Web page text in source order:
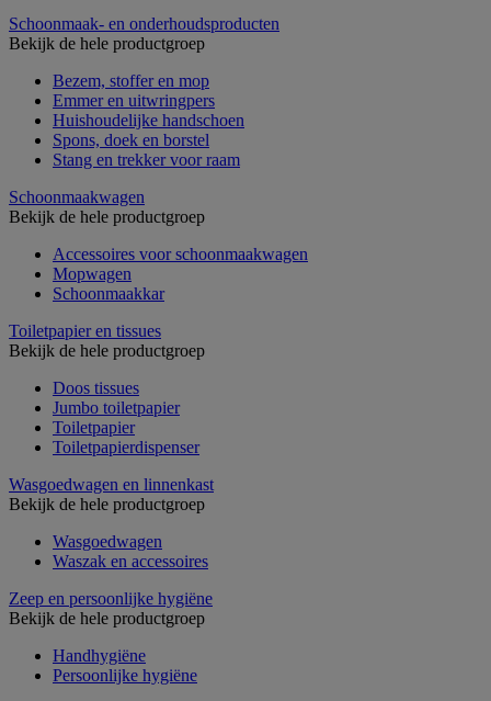
Schoonmaak- en onderhoudsproducten
Bekijk de hele productgroep
Bezem, stoffer en mop
Emmer en uitwringpers
Huishoudelijke handschoen
Spons, doek en borstel
Stang en trekker voor raam
Schoonmaakwagen
Bekijk de hele productgroep
Accessoires voor schoonmaakwagen
Mopwagen
Schoonmaakkar
Toiletpapier en tissues
Bekijk de hele productgroep
Doos tissues
Jumbo toiletpapier
Toiletpapier
Toiletpapierdispenser
Wasgoedwagen en linnenkast
Bekijk de hele productgroep
Wasgoedwagen
Waszak en accessoires
Zeep en persoonlijke hygiëne
Bekijk de hele productgroep
Handhygiëne
Persoonlijke hygiëne